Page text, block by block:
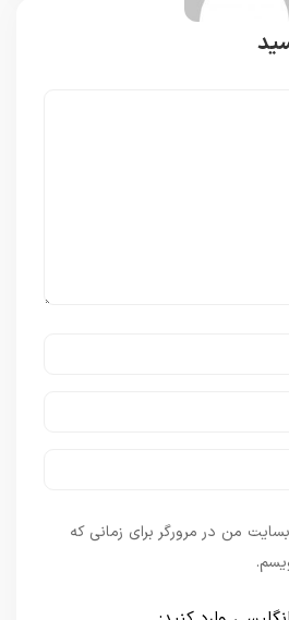
من در مرورگر برای زمانی که